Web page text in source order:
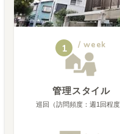
1 / week
管理スタイル
巡回（訪問頻度：週1回程度